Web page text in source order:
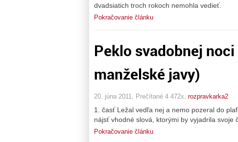
dvadsiatich troch rokoch nemohla vedieť.
Pokračovanie článku
Peklo svadobnej
manželské javy)
20. júna 2011, Prečítané 4 472x, rozpravkarka2
1. časť Ležal vedľa nej a nemo pozeral do
nájsť vhodné slová, ktorými by vyjadrila svoje
Pokračovanie článku